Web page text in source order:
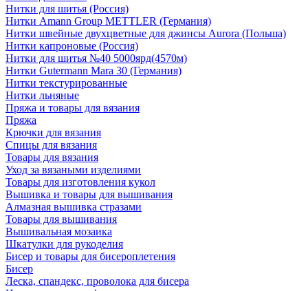
Нитки для шитья (Россия)
Нитки Amann Group METTLER (Германия)
Нитки швейные двухцветные для джинсы Aurora (Польша)
Нитки капроновые (Россия)
Нитки для шитья №40 5000ярд(4570м)
Нитки Gutermann Mara 30 (Германия)
Нитки текстурированные
Нитки льняные
Пряжа и товары для вязания
Пряжа
Крючки для вязания
Спицы для вязания
Товары для вязания
Уход за вязаными изделиями
Товары для изготовления кукол
Вышивка и товары для вышивания
Алмазная вышивка стразами
Товары для вышивания
Вышивальная мозаика
Шкатулки для рукоделия
Бисер и товары для бисероплетения
Бисер
Леска, спандекс, проволока для бисера